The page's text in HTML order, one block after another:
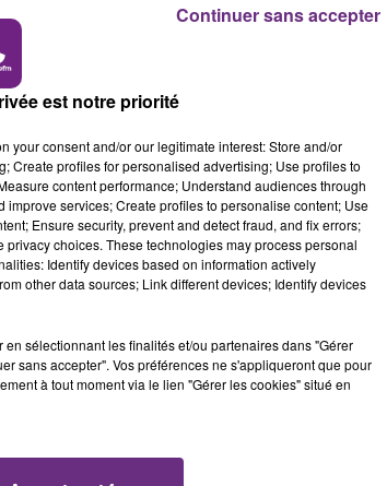
FM LE
DE REIMS FERME
TAME
A
est notre priorité
your consent and/or our legitimate interest: Store and/or
Create profiles for personalised advertising; Use profiles to
content performance; Understand audiences through
services; Create profiles to personalise content; Use
Ensure security, prevent and detect fraud, and fix errors;
choices. These technologies may process personal
Identify devices based on information actively
other data sources; Link different devices; Identify devices
sélectionnant les finalités et/ou partenaires dans "Gérer
sans accepter". Vos préférences ne s'appliqueront que pour
à tout moment via le lien "Gérer les cookies" situé en
Continuer sans accepter